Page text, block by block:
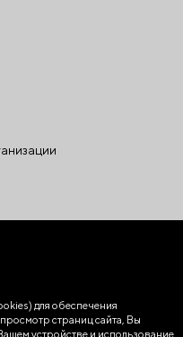
для обеспечения
страниц сайта, Вы
устройстве и использование